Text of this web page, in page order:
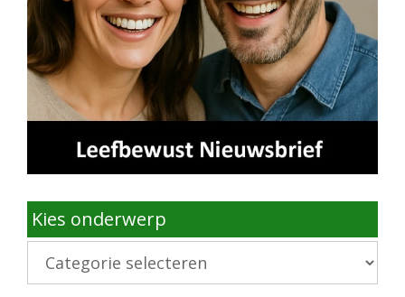
Kies onderwerp
Kies
onderwerp